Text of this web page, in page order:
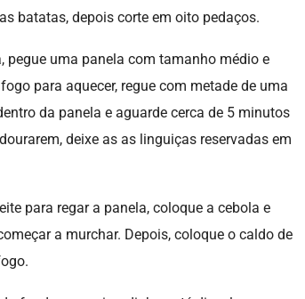
batatas, depois corte em oito pedaços.
pegue uma panela com tamanho médio e
para aquecer, regue com metade de uma
da panela e aguarde cerca de 5 minutos
deixe as as linguiças reservadas em
para regar a panela, coloque a cebola e
a murchar. Depois, coloque o caldo de